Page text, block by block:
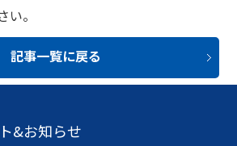
。
記事一覧に戻る
&お知らせ